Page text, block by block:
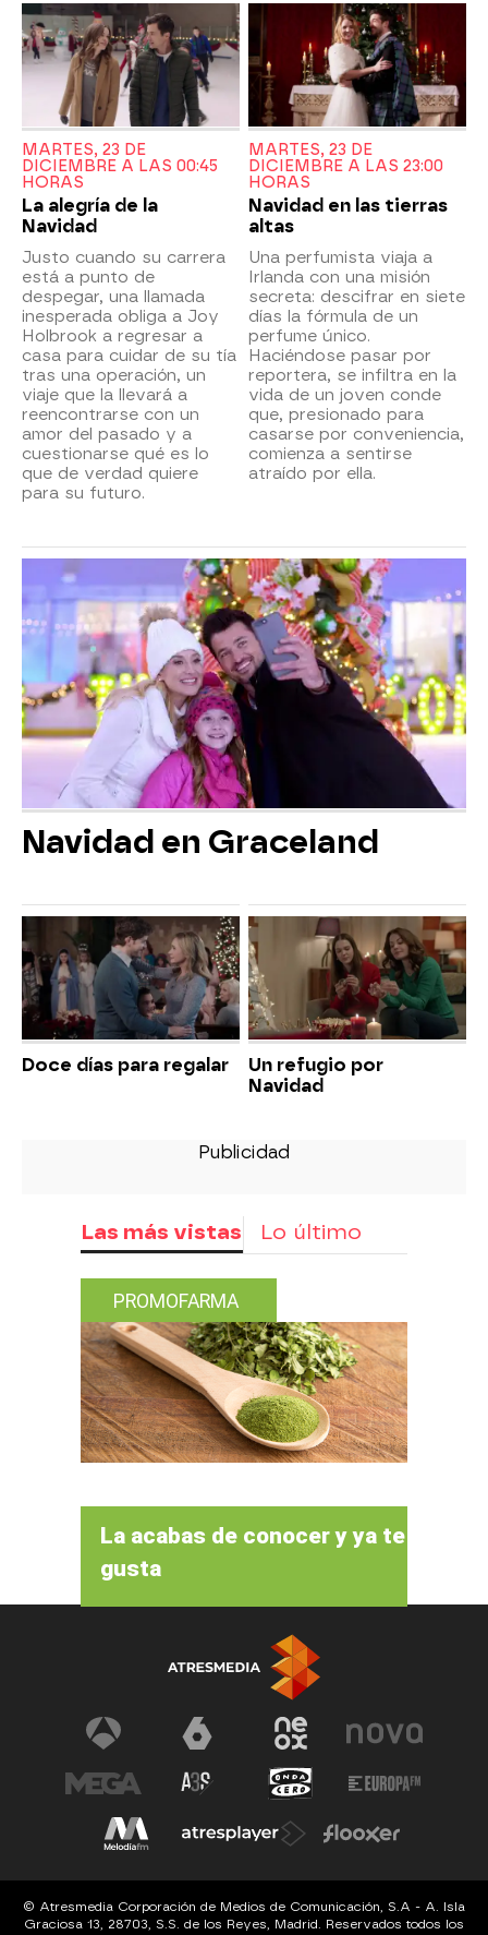
MARTES, 23 DE
DICIEMBRE A LAS 00:45
HORAS
La alegría de la
Navidad
Justo cuando su carrera
está a punto de
despegar, una llamada
inesperada obliga a Joy
Holbrook a regresar a
casa para cuidar de su tía
tras una operación, un
viaje que la llevará a
reencontrarse con un
amor del pasado y a
cuestionarse qué es lo
que de verdad quiere
para su futuro.
MARTES, 23 DE
DICIEMBRE A LAS 23:00
HORAS
Navidad en las tierras
altas
Una perfumista viaja a
Irlanda con una misión
secreta: descifrar en siete
días la fórmula de un
perfume único.
Haciéndose pasar por
reportera, se infiltra en la
vida de un joven conde
que, presionado para
casarse por conveniencia,
comienza a sentirse
atraído por ella.
Navidad en Graceland
Doce días para regalar
Un refugio por
Navidad
Las más vistas Lo último
PROMOFARMA
La acabas de conocer y ya te
gusta
© Atresmedia Corporación de Medios de Comunicación, S.A - A. Isla
Graciosa 13, 28703, S.S. de los Reyes, Madrid. Reservados todos los